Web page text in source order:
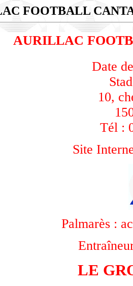
FOOTBALL
AURILLAC
Date
10,
Tél :
Site
Palmarès :
LE